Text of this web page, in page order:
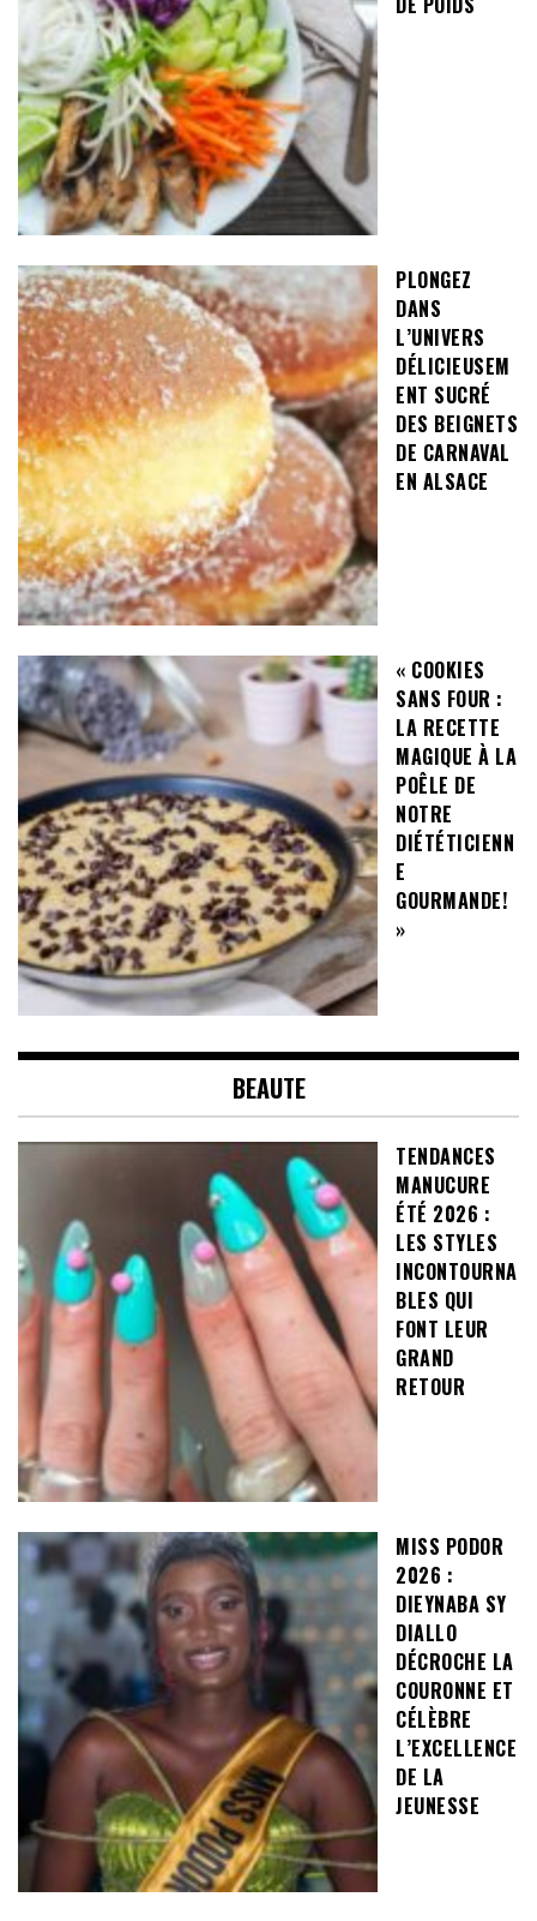
PLONGEZ
DANS
L’UNIVERS
DÉLICIEUSEM
ENT SUCRÉ
DES BEIGNETS
DE CARNAVAL
EN ALSACE
« COOKIES
SANS FOUR :
LA RECETTE
MAGIQUE À LA
POÊLE DE
NOTRE
DIÉTÉTICIENN
E
GOURMANDE!
»
BEAUTE
TENDANCES
MANUCURE
ÉTÉ 2026 :
LES STYLES
INCONTOURNA
BLES QUI
FONT LEUR
GRAND
RETOUR
MISS PODOR
2026 :
DIEYNABA SY
DIALLO
DÉCROCHE LA
COURONNE ET
CÉLÈBRE
L’EXCELLENCE
DE LA
JEUNESSE